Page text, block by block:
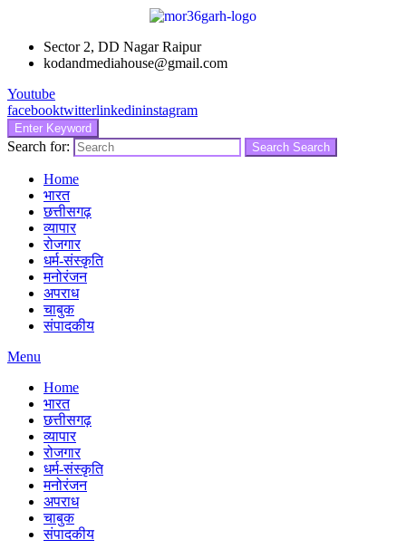
Sector 2, DD Nagar Raipur
kodandmediahouse@gmail.com
Youtube
facebooktwitterlinkedininstagram
Enter Keyword
Search for: Search Search
Home
भारत
छत्तीसगढ़
व्यापार
रोजगार
धर्म-संस्कृति
मनोरंजन
अपराध
चाबुक
संपादकीय
Menu
Home
भारत
छत्तीसगढ़
व्यापार
रोजगार
धर्म-संस्कृति
मनोरंजन
अपराध
चाबुक
संपादकीय